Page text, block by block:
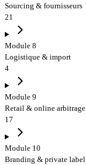
Sourcing & fournisseurs
21
Module 8
Logistique & import
4
Module 9
Retail & online arbitrage
17
Module 10
Branding & private label